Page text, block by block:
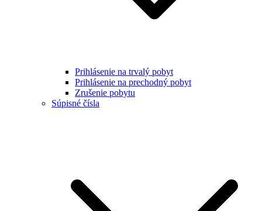
Prihlásenie na trvalý pobyt
Prihlásenie na prechodný pobyt
Zrušenie pobytu
Súpisné čísla